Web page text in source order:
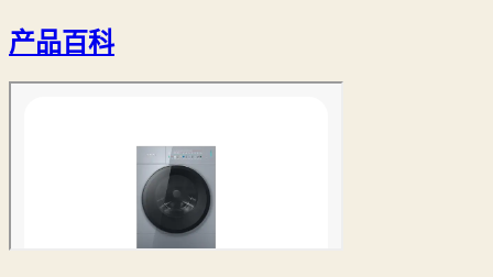
产品百科